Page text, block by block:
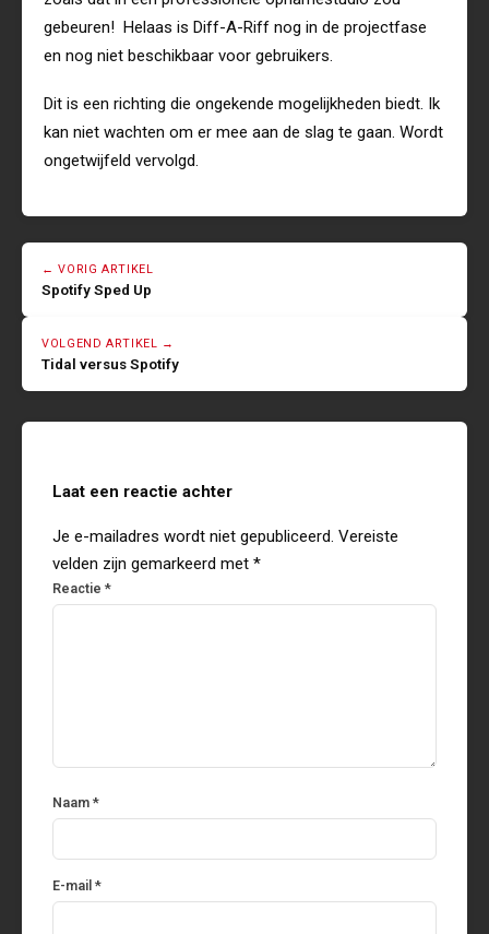
gebeuren! Helaas is Diff-A-Riff nog in de projectfase
en nog niet beschikbaar voor gebruikers.
Dit is een richting die ongekende mogelijkheden biedt. Ik
kan niet wachten om er mee aan de slag te gaan. Wordt
ongetwijfeld vervolgd.
← VORIG ARTIKEL
Spotify Sped Up
VOLGEND ARTIKEL →
Tidal versus Spotify
Laat een reactie achter
Je e-mailadres wordt niet gepubliceerd. Vereiste
velden zijn gemarkeerd met *
Reactie *
Naam *
E-mail *